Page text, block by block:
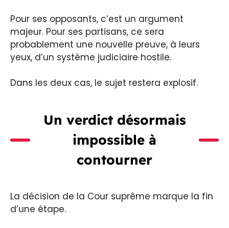
Pour ses opposants, c’est un argument
majeur. Pour ses partisans, ce sera
probablement une nouvelle preuve, à leurs
yeux, d’un système judiciaire hostile.
Dans les deux cas, le sujet restera explosif.
Un verdict désormais
impossible à
contourner
La décision de la Cour suprême marque la fin
d’une étape.